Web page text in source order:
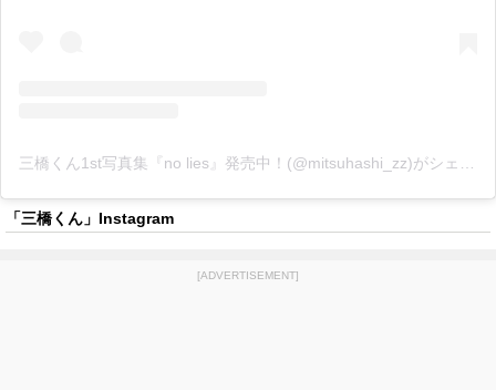
「三橋くん」Instagram
[ADVERTISEMENT]